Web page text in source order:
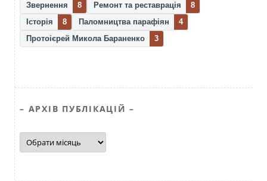
Звернення
8 Ремонт та реставрація
8
Історія
8 Паломництва парафіян
4
Протоієрей Микола Бараненко
3
– АРХІВ ПУБЛІКАЦІЙ –
–
АРХІВ
ПУБЛІКАЦІЙ